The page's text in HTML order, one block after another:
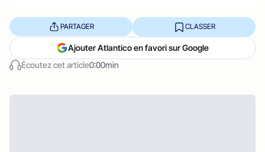
Écoutez cet article0:00min
PARTAGER CLASSER
Ajouter Atlantico en favori sur Google